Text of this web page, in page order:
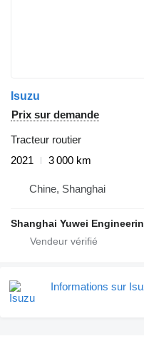
Isuzu
Prix sur demande
Tracteur routier
2021
3 000 km
Chine, Shanghai
Shanghai Yuwei
Informations sur